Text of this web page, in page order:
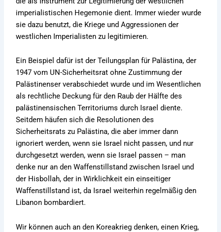
imperialistischen Hegemonie dient. Immer wieder wurde
sie dazu benutzt, die Kriege und Aggressionen der
westlichen Imperialisten zu legitimieren.
Ein Beispiel dafür ist der Teilungsplan für Palästina, der
1947 vom UN-Sicherheitsrat ohne Zustimmung der
Palästinenser verabschiedet wurde und im Wesentlichen
als rechtliche Deckung für den Raub der Hälfte des
palästinensischen Territoriums durch Israel diente.
Seitdem häufen sich die Resolutionen des
Sicherheitsrats zu Palästina, die aber immer dann
ignoriert werden, wenn sie Israel nicht passen, und nur
durchgesetzt werden, wenn sie Israel passen – man
denke nur an den Waffenstillstand zwischen Israel und
der Hisbollah, der in Wirklichkeit ein einseitiger
Waffenstillstand ist, da Israel weiterhin regelmäßig den
Libanon bombardiert.
Wir können auch an den Koreakrieg denken, einen Krieg,